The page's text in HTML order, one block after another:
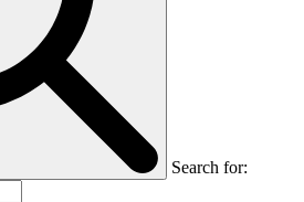
Search for: